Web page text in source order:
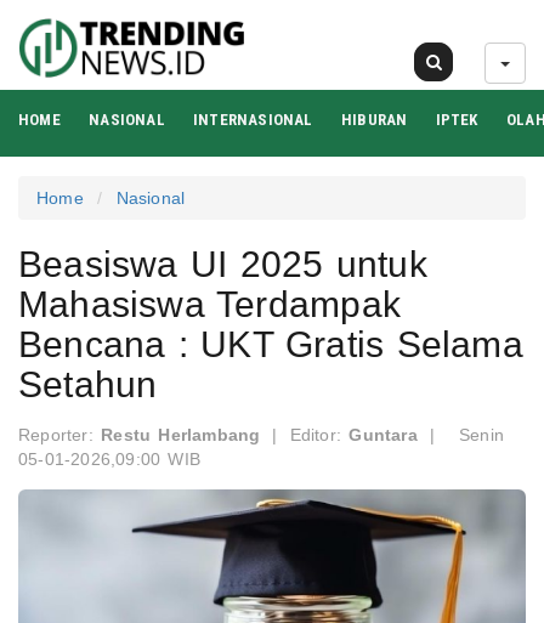
HOME NASIONAL INTERNASIONAL HIBURAN IPTEK
Home Nasional
Beasiswa UI 2025 untuk
Mahasiswa Terdampak
Bencana : UKT Gratis Selama
Setahun
Reporter: Restu Herlambang | Editor:Guntara |
Senin
05-01-2026,09:00 WIB